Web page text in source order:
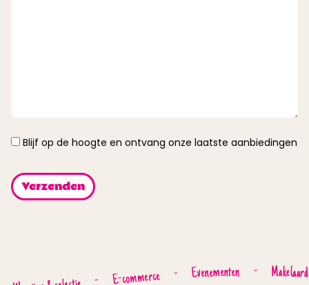
Instemming
Blijf op de hoogte en ontvang onze laatste aanbiedingen
E-commerce - Evenementen -